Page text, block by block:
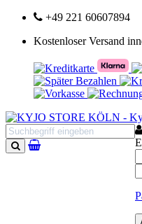
+49 221 60607894
Kostenloser Versand
Suchen